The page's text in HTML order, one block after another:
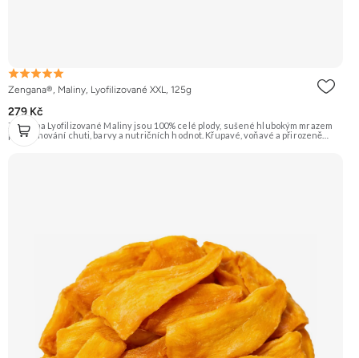
Zengana®, Maliny, Lyofilizované XXL, 125g
279 Kč
Zengana Lyofilizované Maliny jsou 100% celé plody, sušené hlubokým mrazem
pro zachování chuti, barvy a nutričních hodnot. Křupavé, voňavé a přirozeně